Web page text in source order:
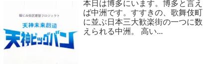
本日は博多にいます。博多と言え
ば中洲です。すすきの、歌舞伎町
に並ぶ日本三大歓楽街の一つに数
えられる中洲。 高い...